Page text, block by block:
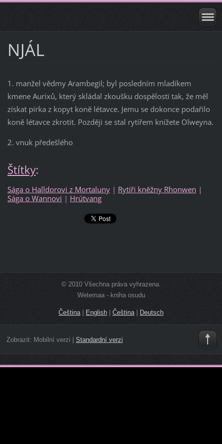
NJÁL
1. manžel vědmy Arambegil; byl posledním mladíkem
kmene Aurixů, který skládal zkoušku dospělosti tak, že měl
získat pírka z kopyt koně létavce. Jemu se dokonce podařilo
koně létavce zkrotit. Později se stal rytířem knížete Olweyna.
2. vnuk předešlého
Štítky:
Sága o Halldorovi z Mortaluny | Rytíři kněžny Rhonwen |
Sága o Wannovi | Hrútvang
© 2010 Všechna práva vyhrazena.
Wetemaa - kniha osudu
Čeština | English Čeština Deutsch
Zobrazit: Mobilní verzi Standardní verzi